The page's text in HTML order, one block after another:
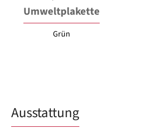
Umweltplakette
Grün
Ausstattung